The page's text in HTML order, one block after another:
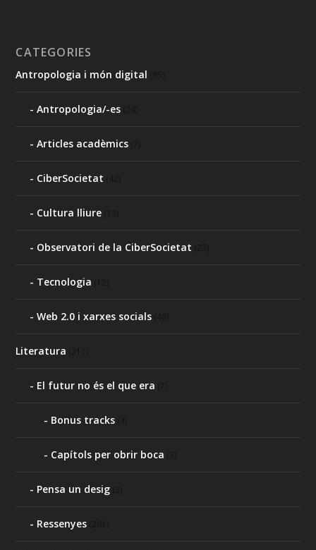
CATEGORIES
Antropologia i món digital
Antropologia/-es
Articles acadèmics
CiberSocietat
Cultura lliure
Observatori de la CiberSocietat
Tecnologia
Web 2.0 i xarxes socials
Literatura
El futur no és el que era
Bonus tracks
Capítols per obrir boca
Pensa un desig
Ressenyes